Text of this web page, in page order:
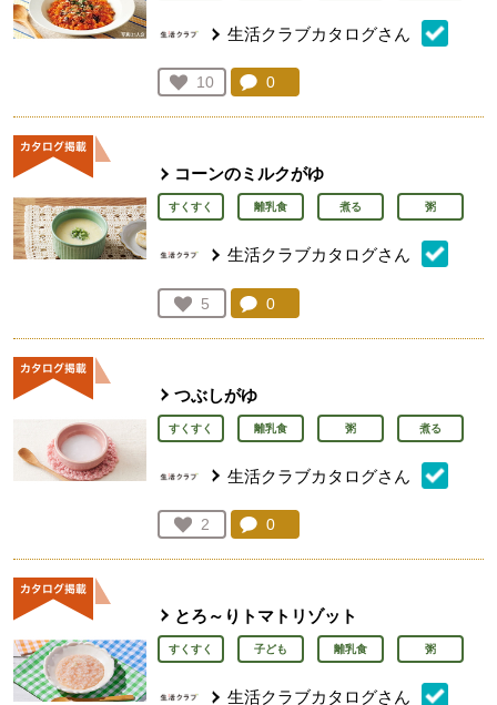
生活クラブカタログさん
お気に入り登録：
10
人が登録
コメント：
0
コーンのミルクがゆ
すくすく 離乳食 煮る 粥
生活クラブカタログさん
お気に入り登録：
5
人が登録
コメント：
0
つぶしがゆ
すくすく 離乳食 粥 煮る
生活クラブカタログさん
お気に入り登録：
2
人が登録
コメント：
0
とろ～りトマトリゾット
すくすく 子ども 離乳食 粥
生活クラブカタログさん